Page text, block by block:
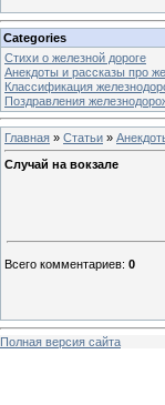
Categories
Стихи о железной дороге
Анекдоты и рассказы про
Классификация
Поздравления
Главная » Статьи »
Случай на вокзале
Всего комментариев: 0
Полная версия сайта